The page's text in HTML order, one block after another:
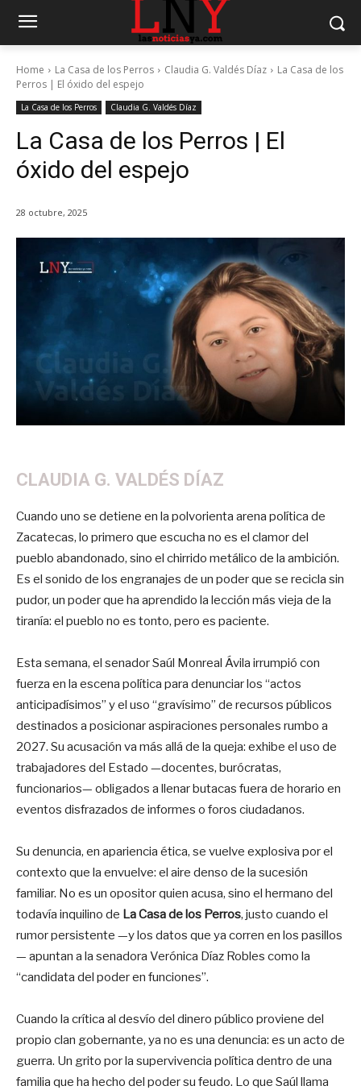
Home La Casa de los Perros Claudia G. Valdés Díaz
La Casa de los
Perros | El óxido del espejo
La Casa de los Perros Claudia G. Valdés Díaz
La Casa de los Perros | El
óxido del espejo
28 octubre, 2025
CLAUDIA G. VALDÉS DÍAZ
Cuando uno se detiene en la polvorienta arena política de
Zacatecas, lo primero que escucha no es el clamor del
pueblo abandonado, sino el chirrido metálico de la ambición.
Es el sonido de los engranajes de un poder que se recicla sin
pudor, un poder que ha aprendido la lección más vieja de la
tiranía: el pueblo no es tonto, pero es paciente.
Esta semana, el senador Saúl Monreal Ávila irrumpió con
fuerza en la escena política para denunciar los “actos
anticipadísimos” y el uso “gravísimo” de recursos públicos
destinados a posicionar aspiraciones personales rumbo a
2027. Su acusación va más allá de la queja: exhibe el uso de
trabajadores del Estado —docentes, burócratas,
funcionarios— obligados a llenar butacas fuera de horario en
eventos disfrazados de informes o foros ciudadanos.
Su denuncia, en apariencia ética, se vuelve explosiva por el
contexto que la envuelve: el aire denso de la sucesión
familiar. No es un opositor quien acusa, sino el hermano del
todavía inquilino de La Casa de los Perros, justo cuando el
rumor persistente —y los datos que ya corren en los pasillos
— apuntan a la senadora Verónica Díaz Robles como la
“candidata del poder en funciones”.
Cuando la crítica al desvío del dinero público proviene del
propio clan gobernante, ya no es una denuncia: es un acto de
guerra. Un grito por la supervivencia política dentro de una
familia que ha hecho del poder su feudo. Lo que Saúl llama